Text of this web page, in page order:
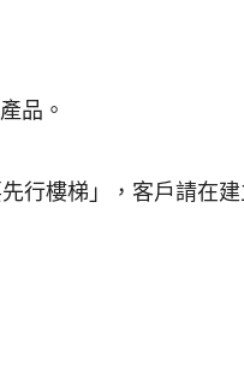
品。
行樓梯」，客戶請在